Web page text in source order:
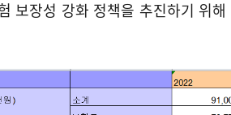
보장성 강화 정책을 추진하기 위